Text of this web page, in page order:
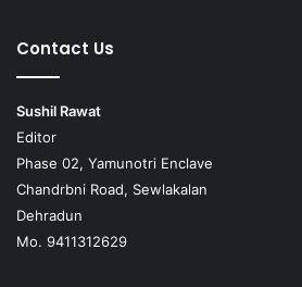
Contact Us
Sushil Rawat
Editor
Phase 02, Yamunotri Enclave
Chandrbni Road, Sewlakalan
Dehradun
Mo. 9411312629